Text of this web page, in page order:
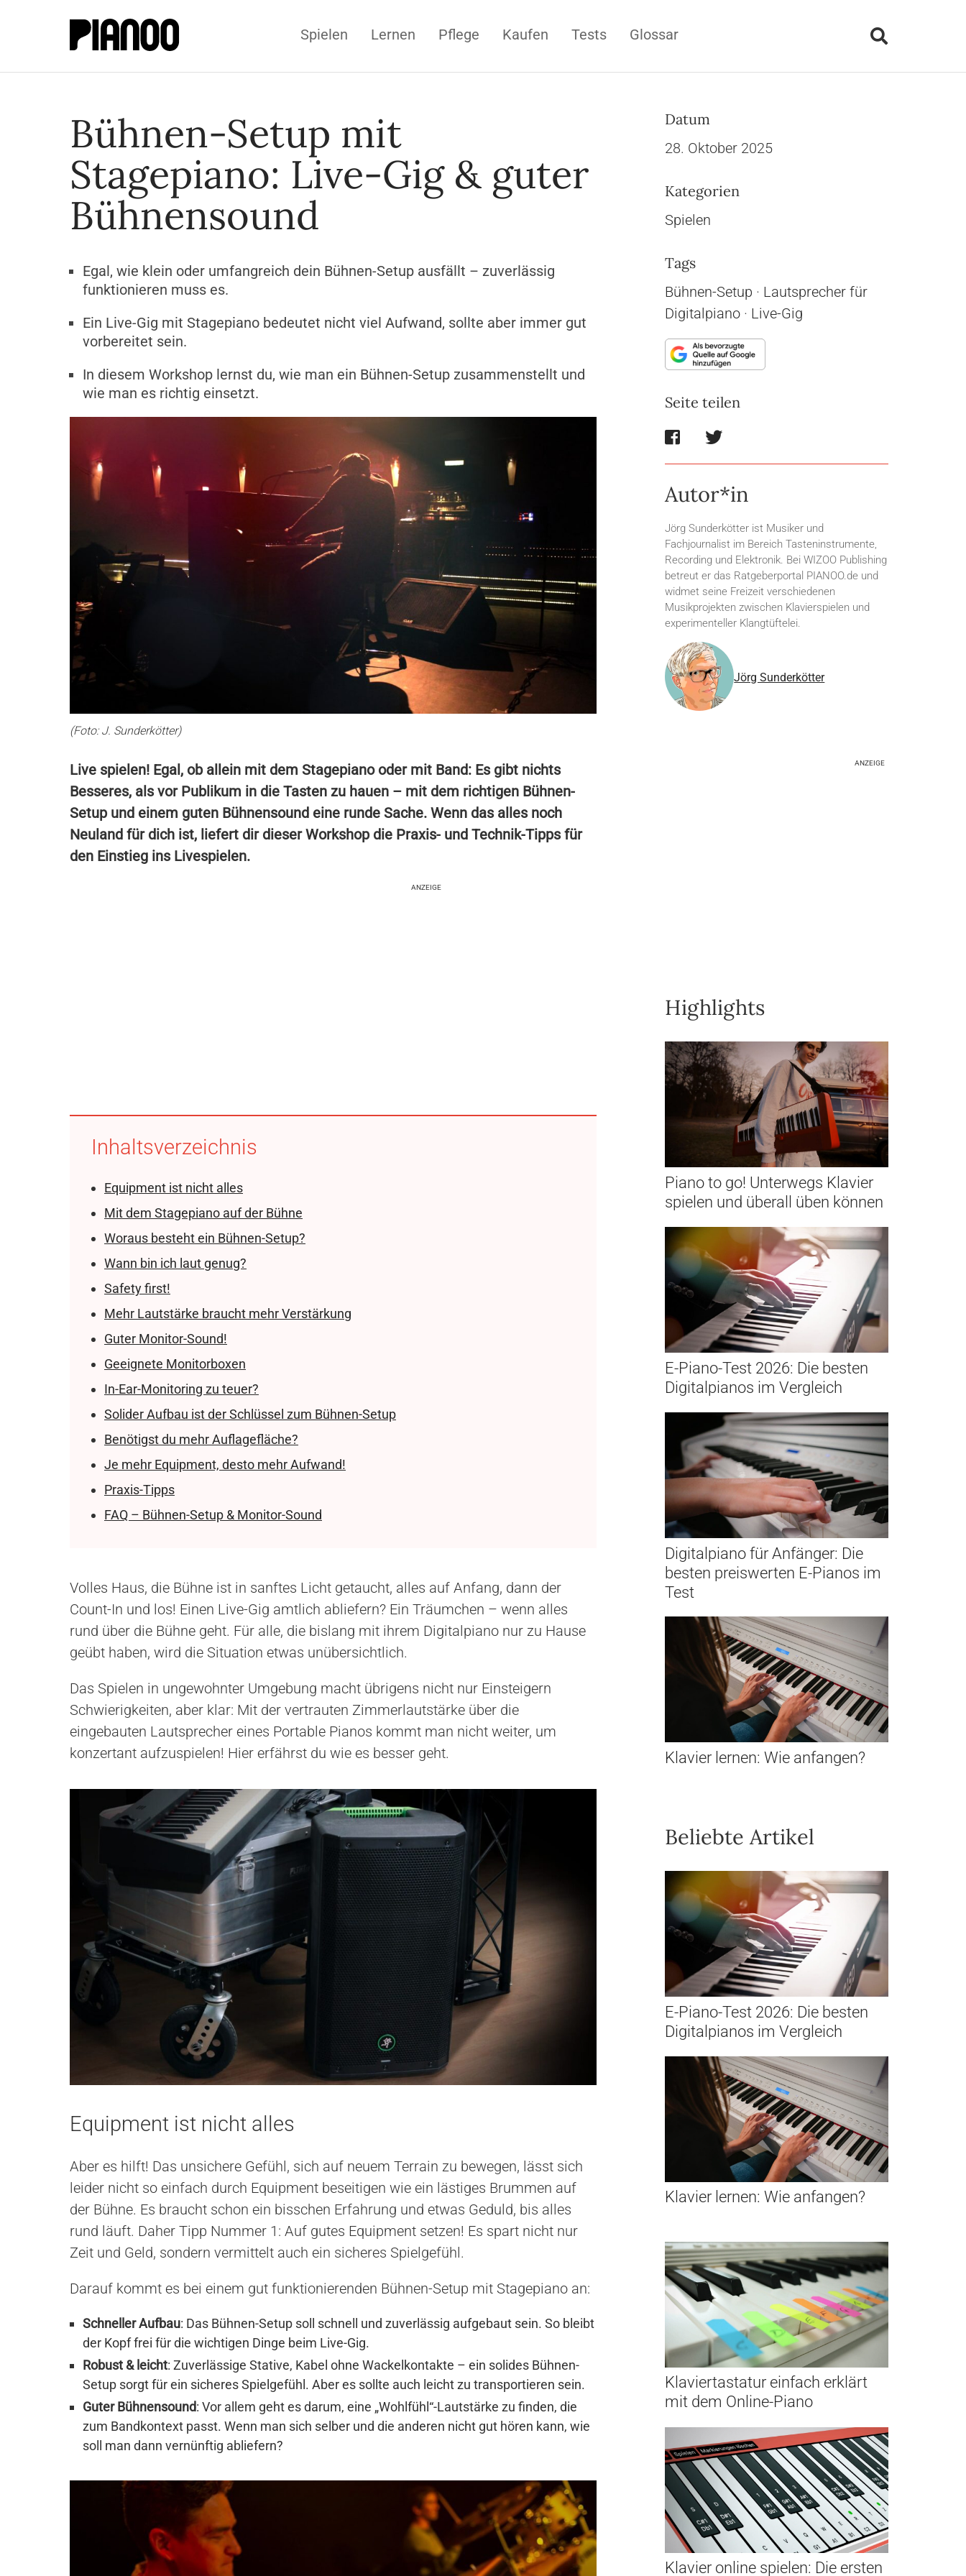
Spielen Lernen Pflege Kaufen Tests Glossar
Bühnen-Setup mit
Stagepiano: Live-Gig & guter
Bühnensound
Egal, wie klein oder umfangreich dein Bühnen-Setup ausfällt – zuverlässig
funktionieren muss es.
Ein Live-Gig mit Stagepiano bedeutet nicht viel Aufwand, sollte aber immer gut
vorbereitet sein.
In diesem Workshop lernst du, wie man ein Bühnen-Setup zusammenstellt und
wie man es richtig einsetzt.
(Foto: J. Sunderkötter)
Live spielen! Egal, ob allein mit dem Stagepiano oder mit Band: Es gibt nichts
Besseres, als vor Publikum in die Tasten zu hauen – mit dem richtigen Bühnen-
Setup und einem guten Bühnensound eine runde Sache. Wenn das alles noch
Neuland für dich ist, liefert dir dieser Workshop die Praxis- und Technik-Tipps für
den Einstieg ins Livespielen.
ANZEIGE
Inhaltsverzeichnis
Equipment ist nicht alles
Mit dem Stagepiano auf der Bühne
Woraus besteht ein Bühnen-Setup?
Wann bin ich laut genug?
Safety first!
Mehr Lautstärke braucht mehr Verstärkung
Guter Monitor-Sound!
Geeignete Monitorboxen
In-Ear-Monitoring zu teuer?
Solider Aufbau ist der Schlüssel zum Bühnen-Setup
Benötigst du mehr Auflagefläche?
Je mehr Equipment, desto mehr Aufwand!
Praxis-Tipps
FAQ – Bühnen-Setup & Monitor-Sound
Volles Haus, die Bühne ist in sanftes Licht getaucht, alles auf Anfang, dann der
Count-In und los! Einen Live-Gig amtlich abliefern? Ein Träumchen – wenn alles
rund über die Bühne geht. Für alle, die bislang mit ihrem Digitalpiano nur zu Hause
geübt haben, wird die Situation etwas unübersichtlich.
Das Spielen in ungewohnter Umgebung macht übrigens nicht nur Einsteigern
Schwierigkeiten, aber klar: Mit der vertrauten Zimmerlautstärke über die
eingebauten Lautsprecher eines Portable Pianos kommt man nicht weiter, um
konzertant aufzuspielen! Hier erfährst du wie es besser geht.
Equipment ist nicht alles
Aber es hilft! Das unsichere Gefühl, sich auf neuem Terrain zu bewegen, lässt sich
leider nicht so einfach durch Equipment beseitigen wie ein lästiges Brummen auf
der Bühne. Es braucht schon ein bisschen Erfahrung und etwas Geduld, bis alles
rund läuft. Daher Tipp Nummer 1: Auf gutes Equipment setzen! Es spart nicht nur
Zeit und Geld, sondern vermittelt auch ein sicheres Spielgefühl.
Darauf kommt es bei einem gut funktionierenden Bühnen-Setup mit Stagepiano an:
Schneller Aufbau: Das Bühnen-Setup soll schnell und zuverlässig aufgebaut sein. So bleibt
der Kopf frei für die wichtigen Dinge beim Live-Gig.
Robust & leicht: Zuverlässige Stative, Kabel ohne Wackelkontakte – ein solides Bühnen-
Setup sorgt für ein sicheres Spielgefühl. Aber es sollte auch leicht zu transportieren sein.
Guter Bühnensound: Vor allem geht es darum, eine „Wohlfühl“-Lautstärke zu finden, die
zum Bandkontext passt. Wenn man sich selber und die anderen nicht gut hören kann, wie
soll man dann vernünftig abliefern?
Datum
28. Oktober 2025
Kategorien
Spielen
Tags
Bühnen-Setup · Lautsprecher für
Digitalpiano · Live-Gig
Seite teilen
Autor*in
Jörg Sunderkötter ist Musiker und
Fachjournalist im Bereich Tasteninstrumente,
Recording und Elektronik. Bei WIZOO Publishing
betreut er das Ratgeberportal PIANOO.de und
widmet seine Freizeit verschiedenen
Musikprojekten zwischen Klavierspielen und
experimenteller Klangtüftelei.
Jörg Sunderkötter
ANZEIGE
Highlights
Piano to go! Unterwegs Klavier
spielen und überall üben können
E-Piano-Test 2026: Die besten
Digitalpianos im Vergleich
Digitalpiano für Anfänger: Die
besten preiswerten E-Pianos im
Test
Klavier lernen: Wie anfangen?
Beliebte Artikel
E-Piano-Test 2026: Die besten
Digitalpianos im Vergleich
Klavier lernen: Wie anfangen?
Klaviertastatur einfach erklärt
mit dem Online-Piano
Klavier online spielen: Die ersten